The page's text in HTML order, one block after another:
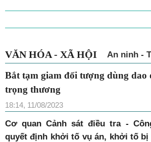
VĂN HÓA - XÃ HỘI An ninh -
Bắt tạm giam đối tượng dùng dao
trọng thương
18:14, 11/08/2023
Cơ quan Cảnh sát điều tra -
quyết định khởi tố vụ án, khởi tố bị